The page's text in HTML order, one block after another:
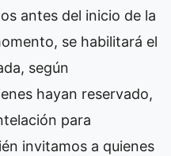
antes del inicio de la
se habilitará el
según
hayan reservado,
para
invitamos a quienes